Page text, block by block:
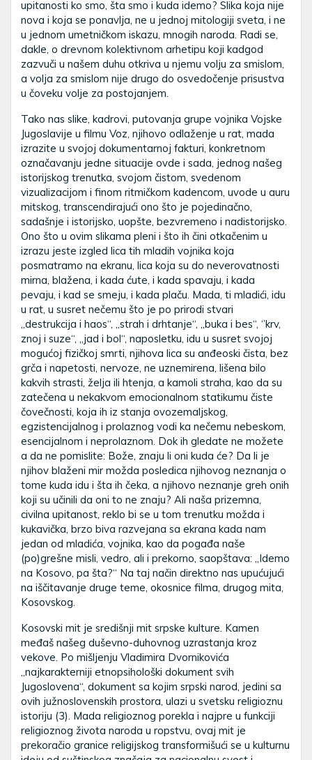
upitanosti ko smo, šta smo i kuda idemo? Slika koja nije
nova i koja se ponavlja, ne u jednoj mitologiji sveta, i ne
u jednom umetničkom iskazu, mnogih naroda. Radi se,
dakle, o drevnom kolektivnom arhetipu koji kadgod
zazvuči u našem duhu otkriva u njemu volju za smislom,
a volja za smislom nije drugo do osvedočenje prisustva
u čoveku volje za postojanjem.
Tako nas slike, kadrovi, putovanja grupe vojnika Vojske
Jugoslavije u filmu Voz, njihovo odlaženje u rat, mada
izrazite u svojoj dokumentarnoj fakturi, konkretnom
označavanju jedne situacije ovde i sada, jednog našeg
istorijskog trenutka, svojom čistom, svedenom
vizualizacijom i finom ritmičkom kadencom, uvode u auru
mitskog, transcendirajući ono što je pojedinačno,
sadašnje i istorijsko, uopšte, bezvremeno i nadistorijsko.
Ono što u ovim slikama pleni i što ih čini otkačenim u
izrazu jeste izgled lica tih mladih vojnika koja
posmatramo na ekranu, lica koja su do neverovatnosti
mirna, blažena, i kada ćute, i kada spavaju, i kada
pevaju, i kad se smeju, i kada plaču. Mada, ti mladići, idu
u rat, u susret nečemu što je po prirodi stvari
„destrukcija i haos“, „strah i drhtanje“, „buka i bes“, ‘’krv,
znoj i suze“, „jad i bol“, naposletku, idu u susret svojoj
mogućoj fizičkoj smrti, njihova lica su anđeoski čista, bez
grča i napetosti, nervoze, ne uznemirena, lišena bilo
kakvih strasti, želja ili htenja, a kamoli straha, kao da su
zatečena u nekakvom emocionalnom statikumu čiste
čovečnosti, koja ih iz stanja ovozemaljskog,
egzistencijalnog i prolaznog vodi ka nečemu nebeskom,
esencijalnom i neprolaznom. Dok ih gledate ne možete
a da ne pomislite: Bože, znaju li oni kuda će? Da li je
njihov blaženi mir možda posledica njihovog neznanja o
tome kuda idu i šta ih čeka, a njihovo neznanje greh onih
koji su učinili da oni to ne znaju? Ali naša prizemna,
civilna upitanost, reklo bi se u tom trenutku možda i
kukavička, brzo biva razvejana sa ekrana kada nam
jedan od mladića, vojnika, kao da pogađa naše
(po)grešne misli, vedro, ali i prekorno, saopštava: „Idemo
na Kosovo, pa šta?“ Na taj način direktno nas upućujući
na iščitavanje druge teme, okosnice filma, drugog mita,
Kosovskog.
Kosovski mit je središnji mit srpske kulture. Kamen
međaš našeg duševno-duhovnog uzrastanja kroz
vekove. Po mišljenju Vladimira Dvornikovića
„najkarakterniji etnopsihološki dokument svih
Jugoslovena“, dokument sa kojim srpski narod, jedini sa
ovih južnoslovenskih prostora, ulazi u svetsku religioznu
istoriju (3). Mada religioznog porekla i najpre u funkciji
religioznog života naroda u ropstvu, ovaj mit je
prekoračio granice religijskog transformišući se u kulturnu